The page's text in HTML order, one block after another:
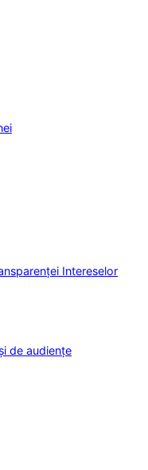
Intereselor
de audiențe